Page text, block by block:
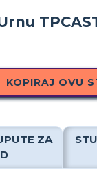
KOPIRAJ OVU
ZA